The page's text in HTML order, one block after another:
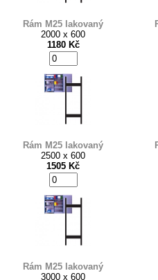
Rám M25 lakovaný
2000 x 600
1180 Kč
Rám M25 lakovaný
2500 x 600
1505 Kč
Rám M25 lakovaný
3000 x 600